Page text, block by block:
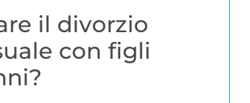
il divorzio
con figli